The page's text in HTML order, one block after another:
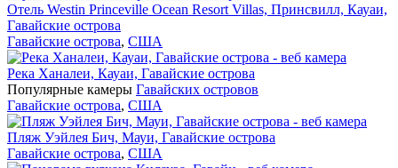
Отель Westin Princeville Ocean Resort Villas, Принсвилл, Кауаи,
Гавайские острова
Гавайские острова, США
Река Ханалеи, Кауаи, Гавайские острова
Популярные камеры Гавайских островов
Гавайские острова, США
Пляж Уэйлея Бич, Мауи, Гавайские острова
Гавайские острова, США